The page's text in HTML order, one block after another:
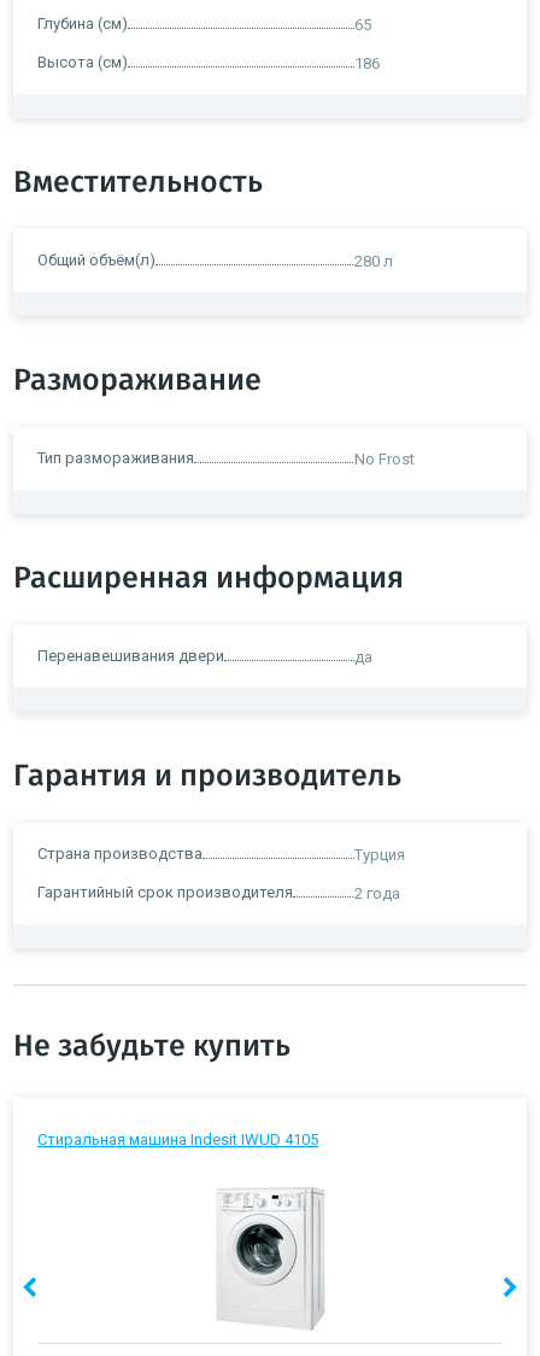
Глубина (см) 65
Высота (см) 186
Вместительность
Общий объём(л) 280 л
Размораживание
Тип размораживания No Frost
Расширенная информация
Перенавешивания двери да
Гарантия и производитель
Страна производства Турция
Гарантийный срок производителя 2 года
Не забудьте купить
Стиральная машина Indesit IWUD 4105